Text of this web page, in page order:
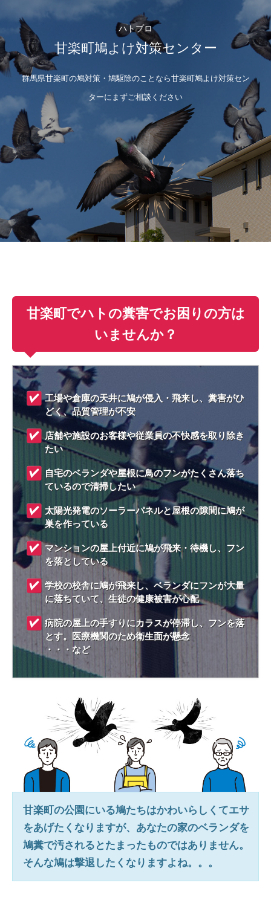
ハトプロ
甘楽町鳩よけ対策センター
群馬県甘楽町の鳩対策・鳩駆除のことなら甘楽町鳩よけ対策セン
ターにまずご相談ください
甘楽町でハトの糞害でお困りの方は
いませんか？
工場や倉庫の天井に鳩が侵入・飛来し、糞害がひ
どく、品質管理が不安
店舗や施設のお客様や従業員の不快感を取り除き
たい
自宅のベランダや屋根に鳥のフンがたくさん落ち
ているので清掃したい
太陽光発電のソーラーパネルと屋根の隙間に鳩が
巣を作っている
マンションの屋上付近に鳩が飛来・待機し、フン
を落としている
学校の校舎に鳩が飛来し、ベランダにフンが大量
に落ちていて、生徒の健康被害が心配
病院の屋上の手すりにカラスが停滞し、フンを落
とす。医療機関のため衛生面が懸念
・・・など
甘楽町の公園にいる鳩たちはかわいらしくてエサ
をあげたくなりますが、あなたの家のベランダを
鳩糞で汚されるとたまったものではありません。
そんな鳩は撃退したくなりますよね。。。